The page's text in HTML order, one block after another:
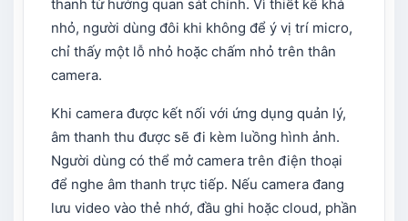
thanh từ hướng quan sát chính. Vì thiết kế khá
nhỏ, người dùng đôi khi không để ý vị trí micro,
chỉ thấy một lỗ nhỏ hoặc chấm nhỏ trên thân
camera.
Khi camera được kết nối với ứng dụng quản lý,
âm thanh thu được sẽ đi kèm luồng hình ảnh.
Người dùng có thể mở camera trên điện thoại
để nghe âm thanh trực tiếp. Nếu camera đang
lưu video vào thẻ nhớ, đầu ghi hoặc cloud, phần